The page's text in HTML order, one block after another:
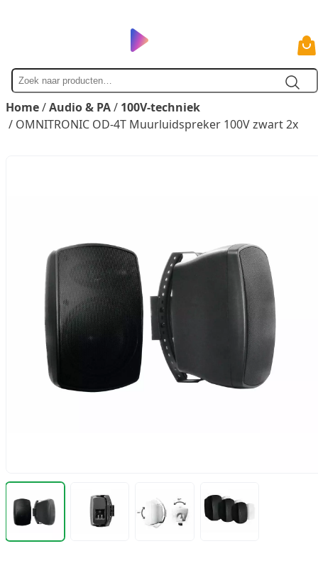
Zoek
naar
Home/Audio & PA/ 100V-techniek
/ OMNITRONIC OD-4T Muurluidspreker 100V zwart 2x